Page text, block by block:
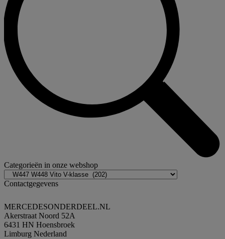
Categorieën in onze webshop
Contactgegevens
MERCEDESONDERDEEL.NL
Akerstraat Noord 52A
6431 HN Hoensbroek
Limburg Nederland